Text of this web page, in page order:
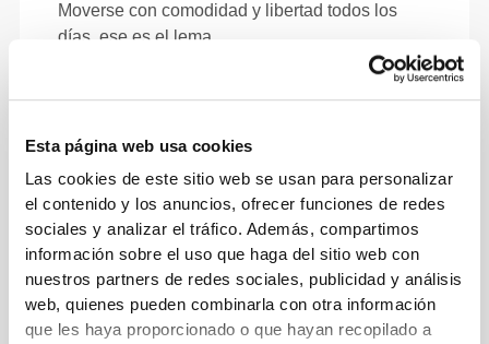
Esta página web usa cookies
Las cookies de este sitio web se usan para personalizar
el contenido y los anuncios, ofrecer funciones de redes
sociales y analizar el tráfico. Además, compartimos
información sobre el uso que haga del sitio web con
nuestros partners de redes sociales, publicidad y análisis
web, quienes pueden combinarla con otra información
que les haya proporcionado o que hayan recopilado a
Moverse con comodidad y libertad todos los
días, ese es el lema.